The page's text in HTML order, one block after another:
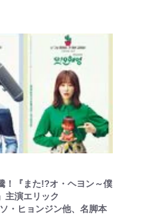
！『また!?オ・ヘヨン～僕
主演エリック
・ヒョンジン他、名脚本